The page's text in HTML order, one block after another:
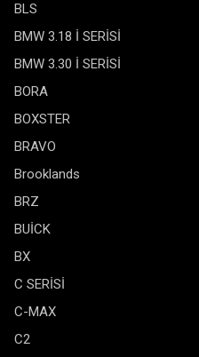
BLS
BMW 3.18 İ SERİSİ
BMW 3.30 İ SERİSİ
BORA
BOXSTER
BRAVO
Brooklands
BRZ
BUİCK
BX
C SERİSİ
C-MAX
C2